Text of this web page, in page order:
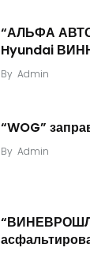
“АЛЬФА
Hyundai
By Admin
“WOG”
By Admin